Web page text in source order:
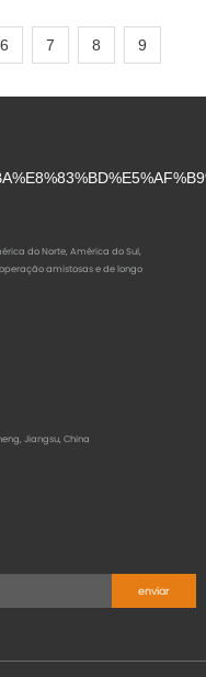
6 7 8 9
do Norte, América do Sul,
amistosas e de longo
Jiangsu, China
enviar